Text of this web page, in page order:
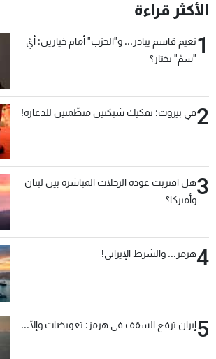
الأكثر قراءة
1نعيم قاسم يبادر... و"الحزب" أمام خيارين: أيّ
"سمّ" يختار؟
2في بيروت: تفكيك شبكتين منظّمتين للدعارة!
3هل اقتربت عودة الرحلات المباشرة بين لبنان
وأميركا؟
4هرمز... والشرط الإيراني!
5إيران ترفع السقف في هرمز: تعويضات وإلّا...
عن MTV
الإنـتـاج
وظائف
سياسة الخصوصية